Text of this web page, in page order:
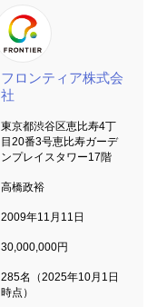
フロンティア株式会
社
東京都渋谷区恵比寿4丁
目20番3号恵比寿ガーデ
ンプレイスタワー17階
高橋政裕
2009年11月11日
30,000,000円
285名（2025年10月1日
時点）